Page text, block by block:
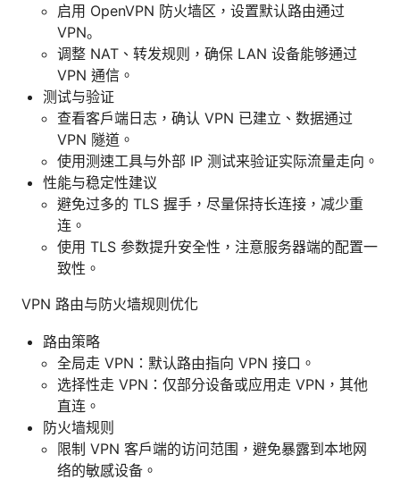
启用 OpenVPN 防火墙区，设置默认路由通过
VPN。
调整 NAT、转发规则，确保 LAN 设备能够通过
VPN 通信。
测试与验证
查看客户端日志，确认 VPN 已建立、数据通过
VPN 隧道。
使用测速工具与外部 IP 测试来验证实际流量走向。
性能与稳定性建议
避免过多的 TLS 握手，尽量保持长连接，减少重
连。
使用 TLS 参数提升安全性，注意服务器端的配置一
致性。
VPN 路由与防火墙规则优化
路由策略
全局走 VPN：默认路由指向 VPN 接口。
选择性走 VPN：仅部分设备或应用走 VPN，其他
直连。
防火墙规则
限制 VPN 客户端的访问范围，避免暴露到本地网
络的敏感设备。